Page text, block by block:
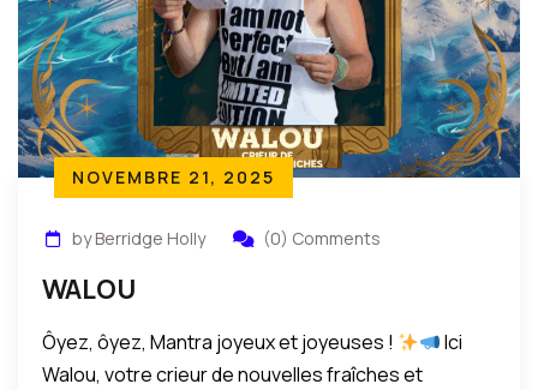
NOVEMBRE 21, 2025
by Berridge Holly (0) Comments
WALOU
Ôyez, ôyez, Mantra joyeux et joyeuses !
Ici
Walou, votre crieur de nouvelles fraîches et